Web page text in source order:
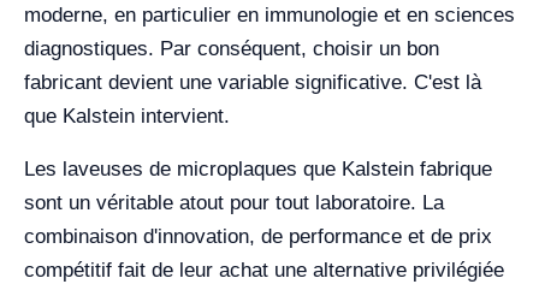
moderne, en particulier en immunologie et en sciences
diagnostiques. Par conséquent, choisir un bon
fabricant devient une variable significative. C'est là
que Kalstein intervient.
Les laveuses de microplaques que Kalstein fabrique
sont un véritable atout pour tout laboratoire. La
combinaison d'innovation, de performance et de prix
compétitif fait de leur achat une alternative privilégiée